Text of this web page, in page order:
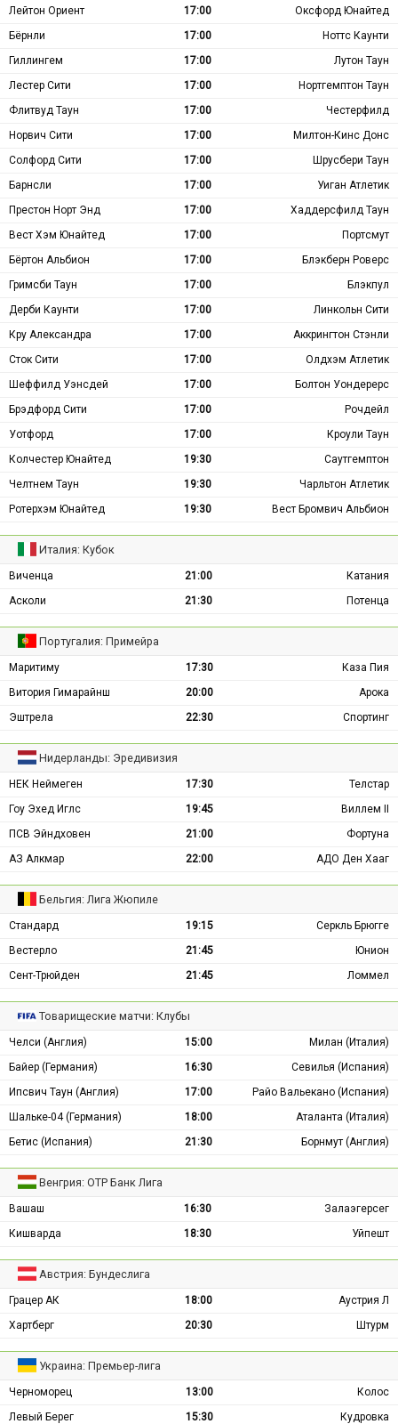
Лейтон Ориент 17:00
Оксфорд Юнайтед
Бёрнли
17:00
Ноттс Каунти
Гиллингем
17:00
Лутон Таун
Лестер Сити
17:00
Нортгемптон Таун
Флитвуд Таун
17:00
Честерфилд
Норвич Сити
17:00
Милтон-Кинс Донс
Солфорд Сити
17:00
Шрусбери Таун
Барнсли
17:00
Уиган Атлетик
Престон Норт Энд
17:00
Хаддерсфилд Таун
Вест Хэм Юнайтед
17:00
Портсмут
Бёртон Альбион
17:00
Блэкберн Роверс
Гримсби Таун
17:00
Блэкпул
Дерби Каунти
17:00
Линкольн Сити
Кру Александра
17:00
Аккрингтон Стэнли
Сток Сити
17:00
Олдхэм Атлетик
Шеффилд Уэнсдей
17:00
Болтон Уондерерс
Брэдфорд Сити
17:00
Рочдейл
Уотфорд
17:00
Кроули Таун
Колчестер Юнайтед
19:30
Саутгемптон
Челтнем Таун
19:30
Чарльтон Атлетик
Ротерхэм Юнайтед
19:30 Вест Бромвич Альбион
Италия: Кубок
Виченца 21:00
Катания
Асколи
21:30 Потенца
Португалия: Примейра
Маритиму 17:30
Каза Пия
Витория Гимарайнш
20:00
Арока
Эштрела
22:30 Спортинг
Нидерланды: Эредивизия
НЕК Неймеген 17:30
Телстар
Гоу Эхед Иглс
19:45
Виллем II
ПСВ Эйндховен
21:00
Фортуна
АЗ Алкмар
22:00 АДО Ден Хааг
Бельгия: Лига Жюпиле
Стандард 19:15
Серкль Брюгге
Вестерло
21:45
Юнион
Сент-Трюйден
21:45 Ломмел
Товарищеские матчи: Клубы
Челси (Англия) 15:00
Милан (Италия)
Байер (Германия)
16:30
Севилья (Испания)
Ипсвич Таун (Англия)
17:00
Райо Вальекано (Испания)
Шальке-04 (Германия)
18:00
Аталанта (Италия)
Бетис (Испания)
21:30 Борнмут (Англия)
Венгрия: ОТР Банк Лига
Вашаш 16:30
Залаэгерсег
Кишварда
18:30 Уйпешт
Австрия: Бундеслига
Грацер АК 18:00
Аустрия Л
Хартберг
20:30 Штурм
Украина: Премьер-лига
Черноморец 13:00
Колос
Левый Берег
15:30
Кудровка